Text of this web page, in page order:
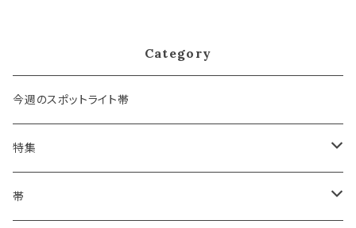
Category
今週のスポットライト帯
特集
浴衣にも！夏の帯揚げ
帯